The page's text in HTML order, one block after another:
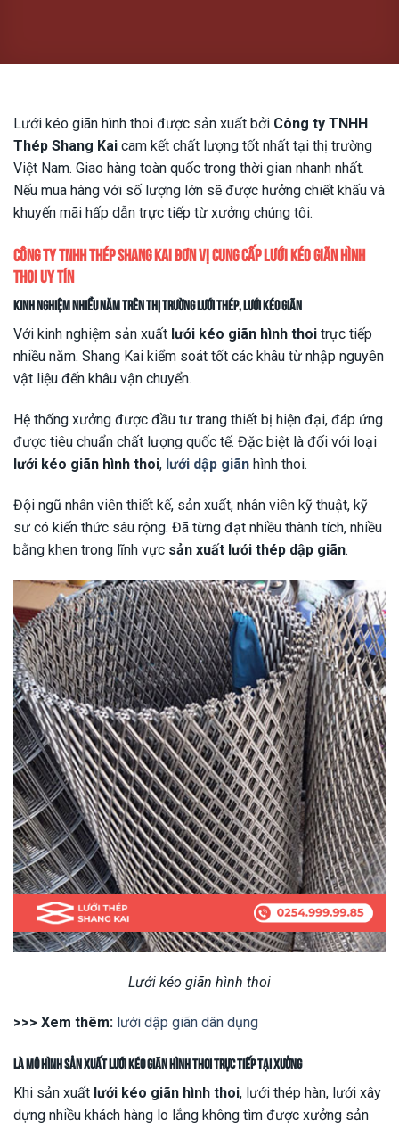
Lưới kéo giãn hình thoi được sản xuất bởi Công ty TNHH
Thép Shang Kai cam kết chất lượng tốt nhất tại thị trường
Việt Nam. Giao hàng toàn quốc trong thời gian nhanh nhất.
Nếu mua hàng với số lượng lớn sẽ được hưởng chiết khấu và
khuyến mãi hấp dẫn trực tiếp từ xưởng chúng tôi.
Công ty TNHH Thép Shang Kai đơn vị cung cấplưới kéo giãn hình
thoiuy tín
Kinh nghiệm nhiều năm trên thị trường lưới thép, lưới kéo giãn
Với kinh nghiệm sản xuất lưới kéo giãn hình thoi trực tiếp
nhiều năm. Shang Kai kiểm soát tốt các khâu từ nhập nguyên
vật liệu đến khâu vận chuyển.
Hệ thống xưởng được đầu tư trang thiết bị hiện đại, đáp ứng
được tiêu chuẩn chất lượng quốc tế. Đặc biệt là đối với loại
lưới kéo giãn hình thoi, lưới dập giãn hình thoi.
Đội ngũ nhân viên thiết kế, sản xuất, nhân viên kỹ thuật, kỹ
sư có kiến thức sâu rộng. Đã từng đạt nhiều thành tích, nhiều
bằng khen trong lĩnh vực sản xuất lưới thép dập giãn.
Lưới kéo giãn hình thoi
>>> Xem thêm: lưới dập giãn dân dụng
Là mô hình sản xuấtlưới kéo giãn hình thoitrực tiếp tại xưởng
Khi sản xuất lưới kéo giãn hình thoi, lưới thép hàn, lưới xây
dựng nhiều khách hàng lo lắng không tìm được xưởng sản